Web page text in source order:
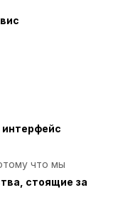
что мы
стоящие за